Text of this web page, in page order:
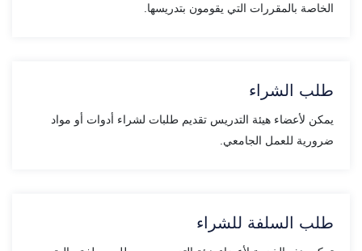
الخاصة بالمقررات التي يقومون بتدريسها.
طلب الشراء
يمكن لأعضاء هيئة التدريس تقديم طلبات لشراء أدوات أو مواد
ضرورية للعمل الجامعي.
طلب السلفة للشراء